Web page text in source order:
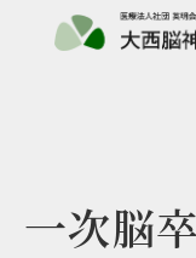
一次脳